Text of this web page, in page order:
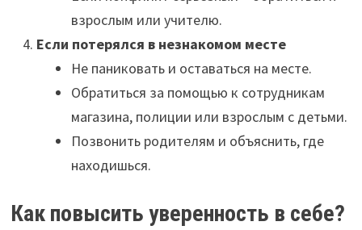
взрослым или учителю.
Если потерялся в незнакомом месте
Не паниковать и оставаться на месте.
Обратиться за помощью к сотрудникам
магазина, полиции или взрослым с детьми.
Позвонить родителям и объяснить, где
находишься.
Как повысить уверенность в себе?